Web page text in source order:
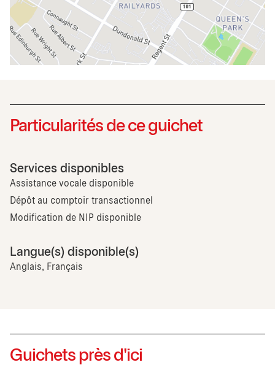
Particularités de ce guichet
Services disponibles
Assistance vocale disponible
Dépôt au comptoir transactionnel
Modification de NIP disponible
Langue(s) disponible(s)
Anglais, Français
Guichets près d'ici